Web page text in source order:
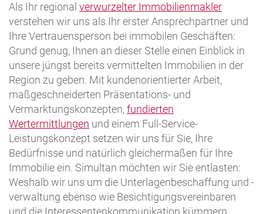
Als Ihr regional verwurzelter Immobilienmakler
verstehen wir uns als Ihr erster Ansprechpartner und
Ihre Vertrauensperson bei immobilen Geschäften:
Grund genug, Ihnen an dieser Stelle einen Einblick in
unsere jüngst bereits vermittelten Immobilien in der
Region zu geben. Mit kundenorientierter Arbeit,
maßgeschneiderten Präsentations- und
Vermarktungskonzepten,fundierten
Wertermittlungen und einem Full-Service-
Leistungskonzept setzen wir uns für Sie, Ihre
Bedürfnisse und natürlich gleichermaßen für Ihre
Immobilie ein. Simultan möchten wir Sie entlasten:
Weshalb wir uns um die Unterlagenbeschaffung und -
verwaltung ebenso wie Besichtigungsvereinbaren
und die Interessentenkommunikation kümmern.